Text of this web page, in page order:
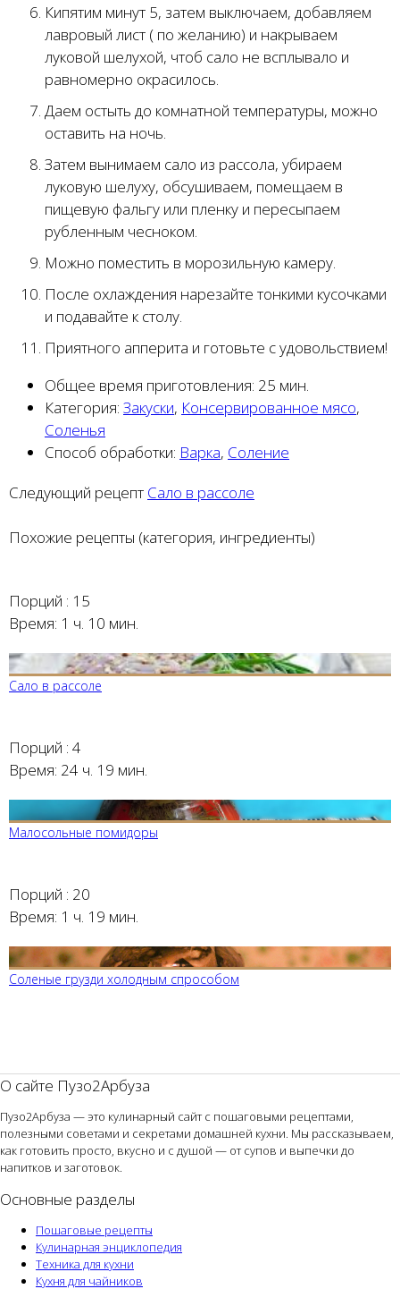
Кипятим минут 5, затем выключаем, добавляем
лавровый лист ( по желанию) и накрываем
луковой шелухой, чтоб сало не всплывало и
равномерно окрасилось.
Даем остыть до комнатной температуры, можно
оставить на ночь.
Затем вынимаем сало из рассола, убираем
луковую шелуху, обсушиваем, помещаем в
пищевую фальгу или пленку и пересыпаем
рубленным чесноком.
Можно поместить в морозильную камеру.
После охлаждения нарезайте тонкими кусочками
и подавайте к столу.
Приятного апперита и готовьте с удовольствием!
Общее время приготовления: 25 мин.
Категория: Закуски, Консервированное мясо,
Соленья
Способ обработки: Варка, Соление
Следующий рецепт Сало в рассоле
Похожие рецепты (категория, ингредиенты)
Порций : 15
Время: 1 ч. 10 мин.
Сало в рассоле
Порций : 4
Время: 24 ч. 19 мин.
Малосольные помидоры
Порций : 20
Время: 1 ч. 19 мин.
Соленые грузди холодным спрособом
О сайте Пузо2Арбуза
Пузо2Арбуза — это кулинарный сайт с пошаговыми рецептами,
полезными советами и секретами домашней кухни. Мы рассказываем,
как готовить просто, вкусно и с душой — от супов и выпечки до
напитков и заготовок.
Основные разделы
Пошаговые рецепты
Кулинарная энциклопедия
Техника для кухни
Кухня для чайников